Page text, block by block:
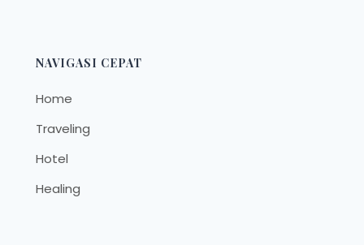
NAVIGASI CEPAT
Home
Traveling
Hotel
Healing